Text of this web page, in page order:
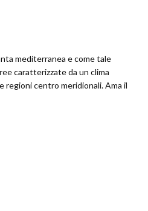
mediterranea e come tale
caratterizzate da un clima
centro meridionali. Ama il